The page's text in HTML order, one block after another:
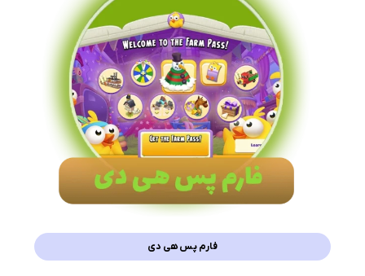
فارم پس هی دی